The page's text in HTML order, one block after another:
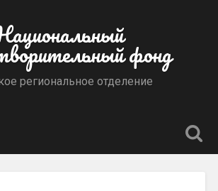
фонд
региональное отделение